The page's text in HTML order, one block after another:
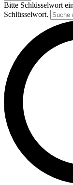
Bitte Schlüsselwort
Schlüsselwort.